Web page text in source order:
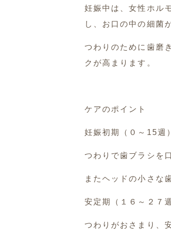
妊娠中は、女性ホル
し、お口の中の細菌
つわりのために歯磨
クが高まります。
ケアのポイント
妊娠初期（０～15週）
つわりで歯ブラシを
またヘッドの小さな
安定期（１６～２７週
つわりがおさまり、